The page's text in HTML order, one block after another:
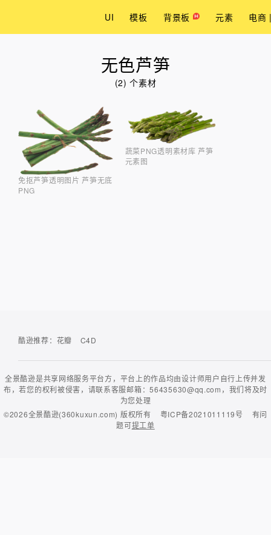
UI 模板 背景板 元素 电商
无色芦笋
(2) 个素材
免抠芦笋透明图片 芦笋无底
PNG
蔬菜PNG透明素材库 芦笋
元素图
酷逊推荐： 花瓣 C4D
全景酷逊是共享网络服务平台方，平台上的作品均由设计师用户自行上传并发
布，若您的权利被侵害，请联系客服邮箱：56435630@qq.com，我们将及时
为您处理
©2026全景酷逊(360kuxun.com) 版权所有 粤ICP备2021011119号
有问
题可提工单